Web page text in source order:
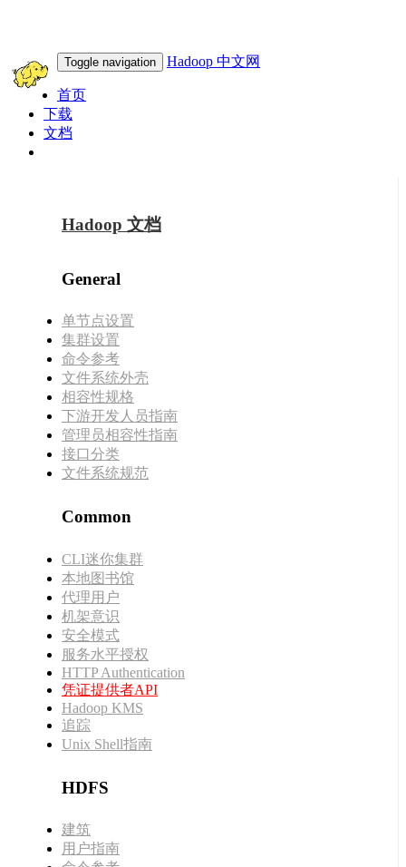
Toggle navigation Hadoop 中文网
首页
下载
文档
Hadoop 文档
General
单节点设置
集群设置
命令参考
文件系统外壳
相容性规格
下游开发人员指南
管理员相容性指南
接口分类
文件系统规范
Common
CLI迷你集群
本地图书馆
代理用户
机架意识
安全模式
服务水平授权
HTTP Authentication
凭证提供者API
Hadoop KMS
追踪
Unix Shell指南
HDFS
建筑
用户指南